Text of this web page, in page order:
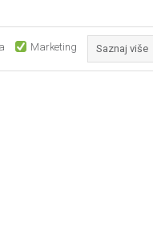
Marketing Saznaj više